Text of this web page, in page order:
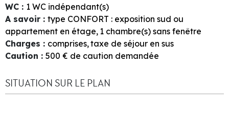
WC : 1 WC indépendant(s)
A savoir : type CONFORT : exposition sud ou
appartement en étage 1 chambre(s) sans fenêtre
Charges : comprises taxe de séjour en sus
Caution : 500 € de caution demandée
SITUATION SUR LE PLAN